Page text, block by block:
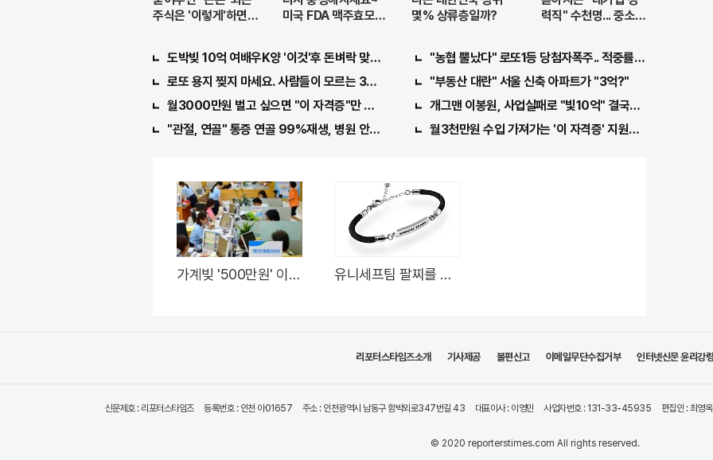
주식은 '이렇게'하면
미국 FDA 맥주효모샴
몇% 상류층일까?
력직" 수천명... 중소기
도박빚 10억 여배우K양 '이것'후 돈벼락 맞아..
로또 용지 찢지 마세요. 사람들이 모르는 3가지!!
월3000만원 벌고 싶으면 "이 자격증"만 따면 된다.
"관절, 연골" 통증 연골 99%재생, 병원 안가도돼... "충격"
"농협 뿔났다" 로또1등 당첨자폭주.. 적중률87%
"부동산 대란" 서울 신축 아파트가 "3억?"
개그맨 이봉원, 사업실패로 "빛10억" 결국…
월3천만원 수입 가져가는 '이 자격증' 지원자 몰려!
가계빚 '500만원' 이상
유니세프팀 팔찌를 차
리포터스타임즈소개 기사제공 불편신고 이메일무단수집거부 인터넷신문 윤리강령
신문제호 : 리포터스타임즈 등록번호 : 인천 아01657 주소 : 인천광역시 남동구 함박뫼로347번길 43 대표이사 : 이영민 사업자번호 : 131-33-45935 편집인 : 최영옥
© 2020 reporterstimes.com All rights reserved.